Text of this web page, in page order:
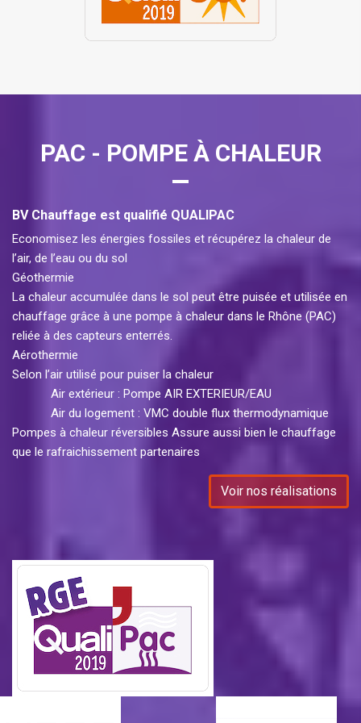
PAC - POMPE À CHALEUR
BV Chauffage est qualifié QUALIPAC
Economisez les énergies fossiles et récupérez la chaleur de
l’air, de l’eau ou du sol
Géothermie
La chaleur accumulée dans le sol peut être puisée et utilisée en
chauffage grâce à une pompe à chaleur dans le Rhône (PAC)
reliée à des capteurs enterrés.
Aérothermie
Selon l’air utilisé pour puiser la chaleur
Air extérieur : Pompe AIR EXTERIEUR/EAU
Air du logement : VMC double flux thermodynamique
Pompes à chaleur réversibles Assure aussi bien le chauffage
que le rafraichissement partenaires
Voir nos réalisations